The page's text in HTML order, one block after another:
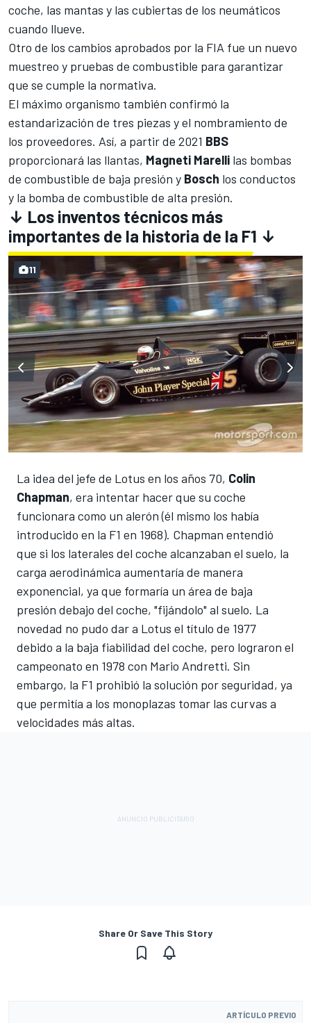
coche, las mantas y las cubiertas de los neumáticos
cuando llueve.
Otro de los cambios aprobados por la FIA fue un nuevo
muestreo y pruebas de combustible para garantizar
que se cumple la normativa.
El máximo organismo también confirmó la
estandarización de tres piezas y el nombramiento de
los proveedores. Así, a partir de 2021 BBS
proporcionará las llantas, Magneti Marelli las bombas
de combustible de baja presión y Bosch los conductos
y la bomba de combustible de alta presión.
↓ Los inventos técnicos más
importantes de la historia de la F1 ↓
La idea del jefe de Lotus en los años 70, Colin
Chapman, era intentar hacer que su coche
funcionara como un alerón (él mismo los había
introducido en la F1 en 1968). Chapman entendió
que si los laterales del coche alcanzaban el suelo, la
carga aerodinámica aumentaría de manera
exponencial, ya que formaría un área de baja
presión debajo del coche, "fijándolo" al suelo. La
novedad no pudo dar a Lotus el título de 1977
debido a la baja fiabilidad del coche, pero lograron el
campeonato en 1978 con Mario Andretti. Sin
embargo, la F1 prohibió la solución por seguridad, ya
que permitía a los monoplazas tomar las curvas a
velocidades más altas.
11
Share Or Save This Story
ARTÍCULO PREVIO